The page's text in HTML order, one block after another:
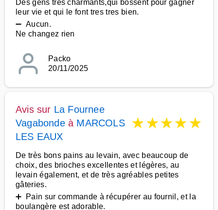
Des gens tres charmants,qui bossent pour gagner
leur vie et qui le font tres tres bien.
➖ Aucun.
Ne changez rien
Packo
20/11/2025
Avis sur La Fournee
Vagabondeà MARCOLS
LES EAUX
★★★★★
De très bons pains au levain, avec beaucoup de
choix, des brioches excellentes et légères, au
levain également, et de très agréables petites
gâteries.
➕ Pain sur commande à récupérer au fournil, et la
boulangère est adorable.